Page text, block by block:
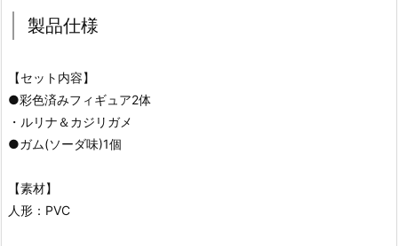
製品仕様
【セット内容】
●彩色済みフィギュア2体
・ルリナ＆カジリガメ
●ガム(ソーダ味)1個
【素材】
人形：PVC